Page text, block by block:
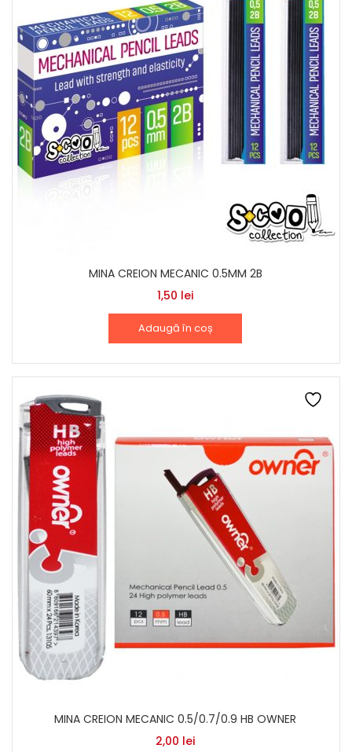
MINA CREION MECANIC 0.5MM 2B
1,50 lei
Adaugă în coș
MINA CREION MECANIC 0.5/0.7/0.9 HB OWNER
2,00 lei